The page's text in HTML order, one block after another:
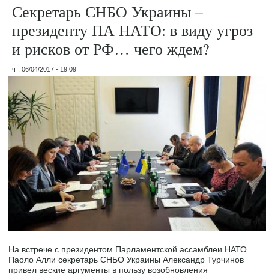
Секретарь СНБО Украины –
президенту ПА НАТО: в виду угроз
и рисков от РФ… чего ждем?
чт, 06/04/2017 - 19:09
На встрече с президентом Парламентской ассамблеи НАТО
Паоло Алли секретарь СНБО Украины Александр Турчинов
привел веские аргументы в пользу возобновления